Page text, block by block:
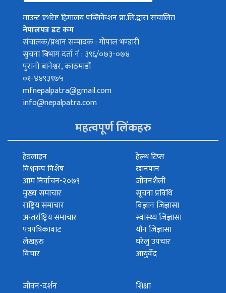
माउन्ट एभरेष्ट हिमालय पब्लिकेशन प्रा.लि.द्वारा संचालित
नेपालपत्र डट कम
संचालक/प्रधान सम्पादक : गोपाल भण्डारी
सुचना बिभाग दर्ता नं : ३९६/०७३-०७४
पुरानो बानेश्वर, काठमाडौं
०१-४४९३९७५
mfnepalpatra@gmail.com
info@nepalpatra.com
महत्वपूर्ण लिंकहरु
हेडलाइन
विश्वकप विशेष
आम निर्वाचन-२०७९
मुख्य समाचार
राष्ट्रिय समाचार
अन्तर्राष्ट्रिय समाचार
पत्रपत्रिकावाट
लेखहरु
विचार
हेल्थ टिप्स
खानपान
जीवनशैली
सूचना प्रविधि
विज्ञान जिज्ञासा
स्वास्थ्य जिज्ञासा
यौन जिज्ञासा
घरेलु उपचार
आयुर्वेद
जीवन-दर्शन
शिक्षा